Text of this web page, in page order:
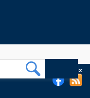
sur les réseaux sociaux